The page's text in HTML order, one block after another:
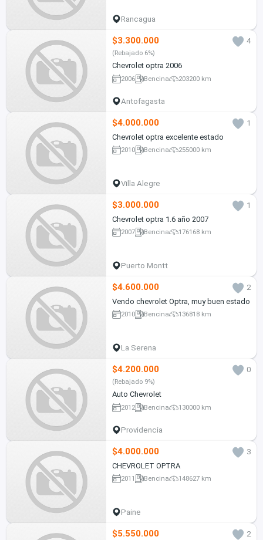
Rancagua
$3.300.000 4
(Rebajado 6%)
Chevrolet optra 2006
2006 Bencina 203200 km
Antofagasta
$4.000.000
1
Chevrolet optra excelente estado
2010 Bencina 255000 km
Villa Alegre
$3.000.000
1
Chevrolet optra 1.6 año 2007
2007 Bencina 176168 km
Puerto Montt
$4.600.000
2
Vendo chevrolet Optra, muy buen estado
2010 Bencina 136818 km
La Serena
$4.200.000 0
(Rebajado 9%)
Auto Chevrolet
2012 Bencina 130000 km
Providencia
$4.000.000
3
CHEVROLET OPTRA
2011 Bencina 148627 km
Paine
$5.550.000
2